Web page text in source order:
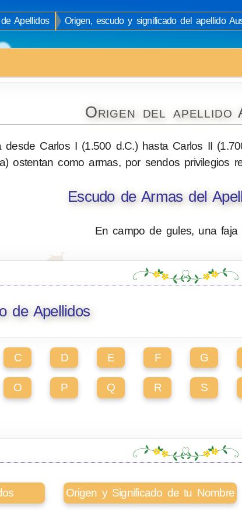
Apellidos
Origen, escudo y significado del apellido
Origen del apellido
desde Carlos I (1.500 d.C.) hasta Carlos II
ostentan como armas, por sendos privilegios
Escudo de Armas del
En campo de gules, una faja
de Apellidos
C D E F G
O P Q R S
Origen y Significado de tu Nombre